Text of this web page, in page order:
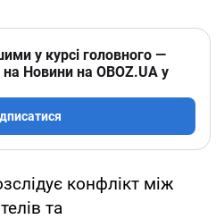
у курсі головного —
на Новини на OBOZ.UA у
конфлікт між
та